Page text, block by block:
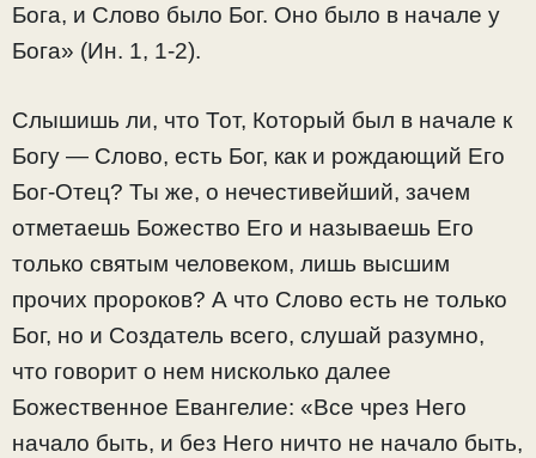
Бога, и Слово было Бог. Оно было в начале у
Бога» (Ин. 1, 1-2).
Слышишь ли, что Тот, Который был в начале к
Богу — Слово, есть Бог, как и рождающий Его
Бог-Отец? Ты же, о нечестивейший, зачем
отметаешь Божество Его и называешь Его
только святым человеком, лишь высшим
прочих пророков? А что Слово есть не только
Бог, но и Создатель всего, слушай разумно,
что говорит о нем нисколько далее
Божественное Евангелие: «Все чрез Него
начало быть, и без Него ничто не начало быть,